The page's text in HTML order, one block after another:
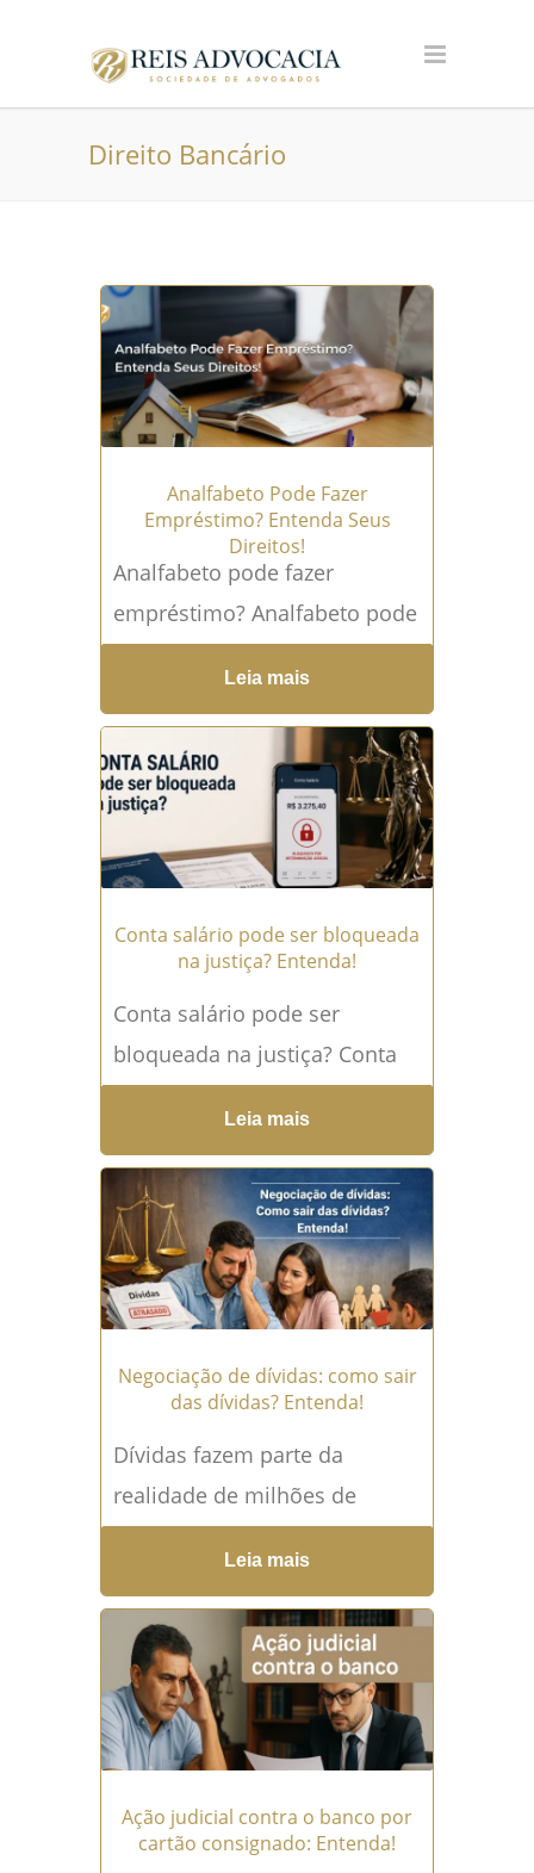
Direito Bancário
Analfabeto Pode Fazer
Empréstimo? Entenda Seus
Direitos!
Analfabeto pode fazer
empréstimo? Analfabeto pode
fazer empréstimo, sim. A lei
brasileira não proíbe que uma
pessoa que não sabe ler ou...
Leia mais →
Leia mais
Conta salário pode ser bloqueada
na justiça? Entenda!
Conta salário pode ser
bloqueada na justiça? Conta
salário pode ser bloqueada na
justiça? Essa é uma dúvida
muito comum entre
trabalhadores,...Leia mais →
Leia mais
Negociação de dívidas: como sair
das dívidas? Entenda!
Dívidas fazem parte da
realidade de milhões de
brasileiros e, quando saem do
controle, podem gerar
ansiedade, restrições no
nome e até problemas...Leia
mais →
Leia mais
Ação judicial contra o banco por
cartão consignado: Entenda!